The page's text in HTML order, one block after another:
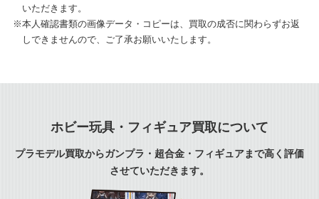
いただきます。
※本人確認書類の画像データ・コピーは、買取の成否に関わらずお返
しできませんので、ご了承お願いいたします。
ホビー玩具・フィギュア買取について
プラモデル買取からガンプラ・超合金・フィギュアまで高く評価
させていただきます。